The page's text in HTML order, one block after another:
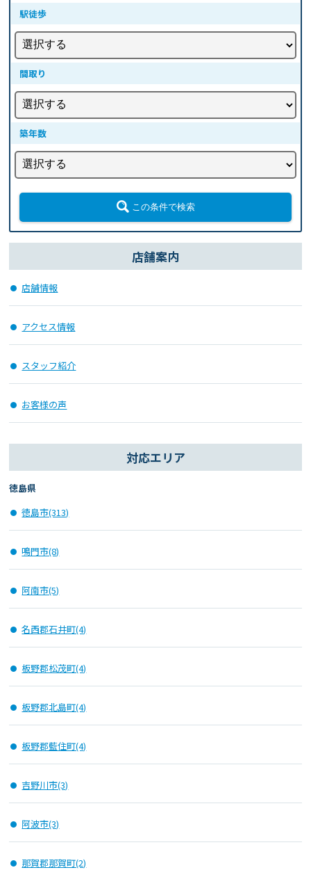
駅徒歩
間取り
築年数
この条件で検索
店舗案内
店舗情報
アクセス情報
スタッフ紹介
お客様の声
対応エリア
徳島県
徳島市(313)
鳴門市(8)
阿南市(5)
名西郡石井町(4)
板野郡松茂町(4)
板野郡北島町(4)
板野郡藍住町(4)
吉野川市(3)
阿波市(3)
那賀郡那賀町(2)